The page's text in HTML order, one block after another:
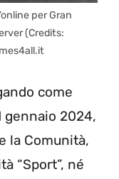
per Gran
(Credits:
come
gennaio 2024,
la Comunità,
“Sport”, né